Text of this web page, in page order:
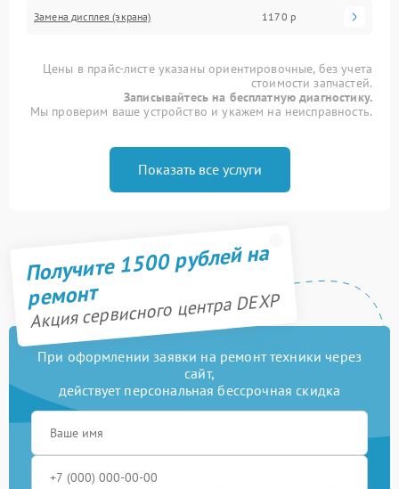
Замена дисплея (экрана) 1170 р
Цены в прайс-листе указаны ориентировочные, без учета
стоимости запчастей.
Записывайтесь на бесплатную диагностику.
Мы проверим ваше устройство и укажем на неисправность.
Показать все услуги
Получите 1500 рублей на
ремонт
Акция сервисного центра DEXP
При оформлении заявки на ремонт техники через
сайт,
действует персональная бессрочная скидка